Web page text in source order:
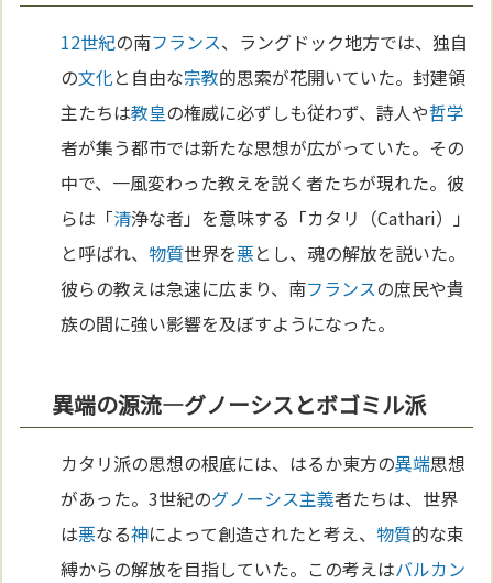
12世紀の南フランス、ラングドック地方では、独自
の文化と自由な宗教的思索が花開いていた。封建領
主たちは教皇の権威に必ずしも従わず、詩人や哲学
者が集う都市では新たな思想が広がっていた。その
中で、一風変わった教えを説く者たちが現れた。彼
らは「清浄な者」を意味する「カタリ（Cathari）」
と呼ばれ、 物質世界を悪とし、魂の解放を説いた。
彼らの教えは急速に広まり、南フランスの庶民や貴
族の間に強い影響を及ぼすようになった。
異端の源流—グノーシスとボゴミル派
カタリ派の思想の根底には、はるか東方の異端思想
があった。3世紀のグノーシス主義者たちは、世界
は悪なる神によって創造されたと考え、 物質的な束
縛からの解放を目指していた。この考えはバルカン